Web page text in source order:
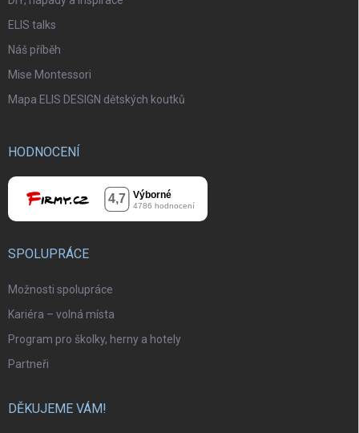
ELIS talks
Náš příběh
Mise Montessori
Mapa ELIS DESIGN dětských koutků
HODNOCENÍ
SPOLUPRÁCE
Možnosti spolupráce
Kariéra – volná místa
Program pro školky, herny a hotely
Partneři
DĚKUJEME VÁM!